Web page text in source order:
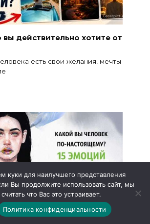
вы действительно хотите от
есть свои желания, мечты
куки для наилучшего представления
Вы продолжите использовать сайт, мы
что Вас это устраивает.
Политика конфиденциальности